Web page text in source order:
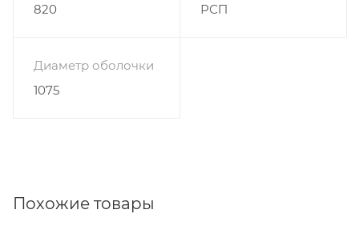
820
РСП
Диаметр оболочки
1075
Похожие товары